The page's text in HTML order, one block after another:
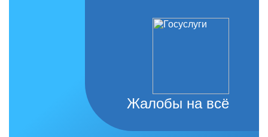
Жалобы на всё